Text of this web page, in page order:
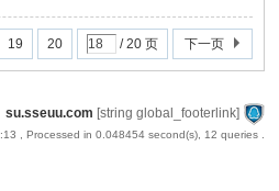
19 20 / 20 页 下一页
su.sseuu.com [string global_footerlink]
, Processed in 0.048454 second(s), 12 queries .